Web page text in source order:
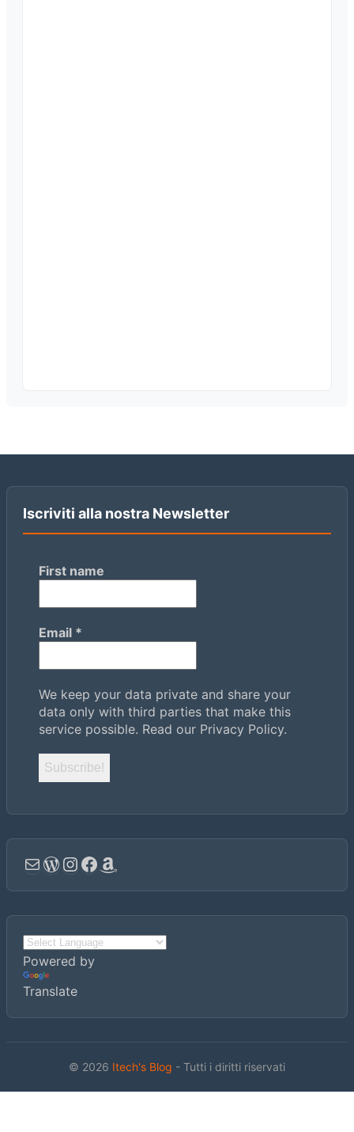
Iscriviti alla nostra Newsletter
First name
Email *
We keep your data private and share your
data only with third parties that make this
service possible. Read our Privacy Policy.
Email
WordPress
Instagram
Facebook
Amazon
Powered by
Translate
© 2026 Itech's Blog - Tutti i diritti riservati